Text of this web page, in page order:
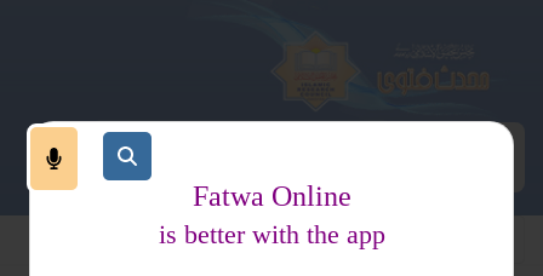
Fatwa Online
is better with the app